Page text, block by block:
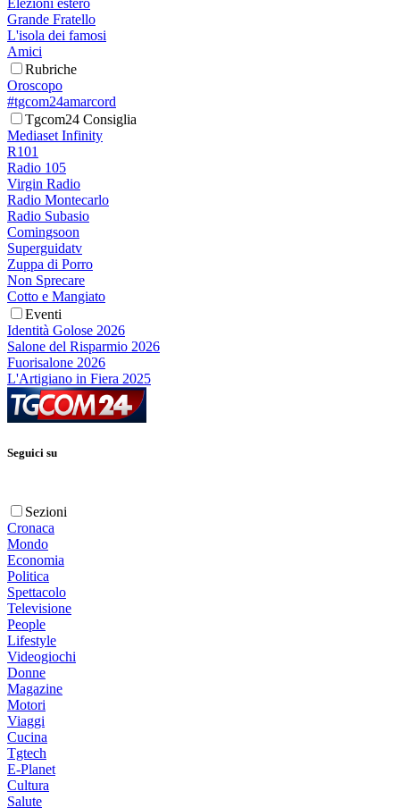
Elezioni estero
Grande Fratello
L'isola dei famosi
Amici
Rubriche
Oroscopo
#tgcom24amarcord
Tgcom24 Consiglia
Mediaset Infinity
R101
Radio 105
Virgin Radio
Radio Montecarlo
Radio Subasio
Comingsoon
Superguidatv
Zuppa di Porro
Non Sprecare
Cotto e Mangiato
Eventi
Identità Golose 2026
Salone del Risparmio 2026
Fuorisalone 2026
L'Artigiano in Fiera 2025
Seguici su
Sezioni
Cronaca
Mondo
Economia
Politica
Spettacolo
Televisione
People
Lifestyle
Videogiochi
Donne
Magazine
Motori
Viaggi
Cucina
Tgtech
E-Planet
Cultura
Salute